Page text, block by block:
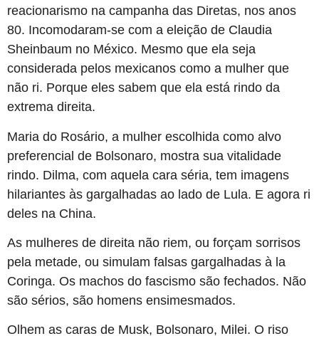
reacionarismo na campanha das Diretas, nos anos
80. Incomodaram-se com a eleição de Claudia
Sheinbaum no México. Mesmo que ela seja
considerada pelos mexicanos como a mulher que
não ri. Porque eles sabem que ela está rindo da
extrema direita.
Maria do Rosário, a mulher escolhida como alvo
preferencial de Bolsonaro, mostra sua vitalidade
rindo. Dilma, com aquela cara séria, tem imagens
hilariantes às gargalhadas ao lado de Lula. E agora ri
deles na China.
As mulheres de direita não riem, ou forçam sorrisos
pela metade, ou simulam falsas gargalhadas à la
Coringa. Os machos do fascismo são fechados. Não
são sérios, são homens ensimesmados.
Olhem as caras de Musk, Bolsonaro, Milei. O riso